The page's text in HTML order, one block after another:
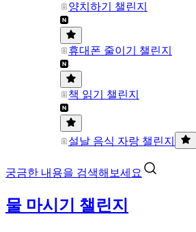
양치하기 챌린지
휴대폰 줄이기 챌린지
책 읽기 챌린지
설날 음식 자랑 챌린지
궁금한 내용을 검색해보세요
물 마시기 챌린지